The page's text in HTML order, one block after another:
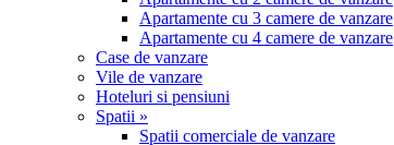
Apartamente cu 3 camere de vanzare
Apartamente cu 4 camere de vanzare
Case de vanzare
Vile de vanzare
Hoteluri si pensiuni
Spatii »
Spatii comerciale de vanzare